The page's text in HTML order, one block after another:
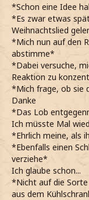
*Schon eine Idee
*Es zwar etwas
Weihnachtslied
*Mich nun auf den
abstimme*
*Dabei versuche,
Reaktion zu
*Mich frage, ob sie
Danke
*Das Lob
Ich müsste Mal
*Ehrlich meine, als
*Ebenfalls einen
verziehe*
Ich glaube schon...
*Nicht auf die
aus dem